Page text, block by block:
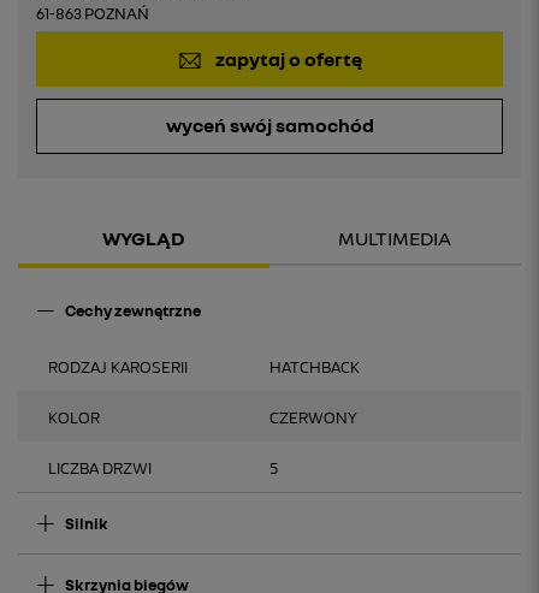
61-863 POZNAŃ
zapytaj o ofertę
wyceń swój samochód
WYGLĄD MULTIMEDIA
Cechy zewnętrzne
RODZAJ KAROSERII HATCHBACK
KOLOR CZERWONY
LICZBA DRZWI 5
Silnik
Skrzynia biegów